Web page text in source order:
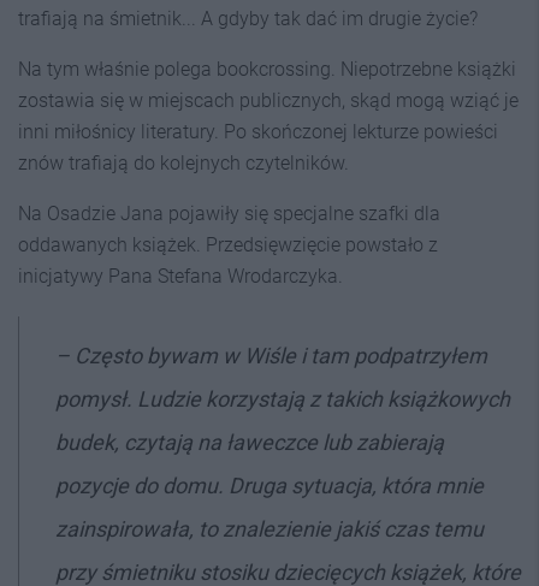
trafiają na śmietnik... A gdyby tak dać im drugie życie?
Na tym właśnie polega bookcrossing. Niepotrzebne książki
zostawia się w miejscach publicznych, skąd mogą wziąć je
inni miłośnicy literatury. Po skończonej lekturze powieści
znów trafiają do kolejnych czytelników.
Na Osadzie Jana pojawiły się specjalne szafki dla
oddawanych książek. Przedsięwzięcie powstało z
inicjatywy Pana Stefana Wrodarczyka.
– Często bywam w Wiśle i tam podpatrzyłem
pomysł. Ludzie korzystają z takich książkowych
budek, czytają na ławeczce lub zabierają
pozycje do domu. Druga sytuacja, która mnie
zainspirowała, to znalezienie jakiś czas temu
przy śmietniku stosiku dziecięcych książek, które